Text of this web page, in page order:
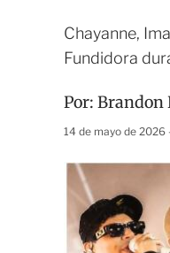
Chayanne,
Fundidora
Por: Brandon
14 de mayo de